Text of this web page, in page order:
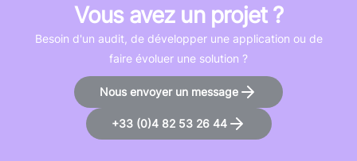
Vous avez un projet ?
Besoin d'un audit, de développer une application ou de
faire évoluer une solution ?
Nous envoyer un message
+33 (0)4 82 53 26 44